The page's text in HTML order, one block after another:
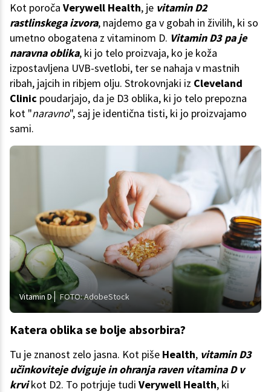
Kot poroča Verywell Health, je vitamin D2
rastlinskega izvora, najdemo ga v gobah in živilih, ki so
umetno obogatena z vitaminom D. Vitamin D3 pa je
naravna oblika, ki jo telo proizvaja, ko je koža
izpostavljena UVB-svetlobi, ter se nahaja v mastnih
ribah, jajcih in ribjem olju. Strokovnjaki iz Cleveland
Clinic poudarjajo, da je D3 oblika, ki jo telo prepozna
kot "naravno", saj je identična tisti, ki jo proizvajamo
sami.
Vitamin D FOTO: AdobeStock
Katera oblika se bolje absorbira?
Tu je znanost zelo jasna. Kot piše Health, vitamin D3
učinkoviteje dviguje in ohranja raven vitamina D v
krvikot D2. To potrjuje tudi Verywell Health, ki